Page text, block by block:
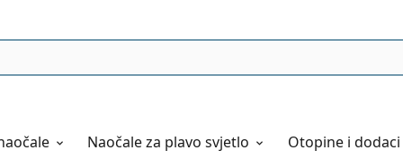
Naočaleza plavo svjetlo Otopine i dodaci